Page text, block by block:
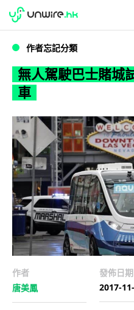
無人駕駛巴士賭
WWDC 2026
作者忘記分類
無人駕駛巴士賭城
車
作者
唐美鳳
發佈日期
2017-